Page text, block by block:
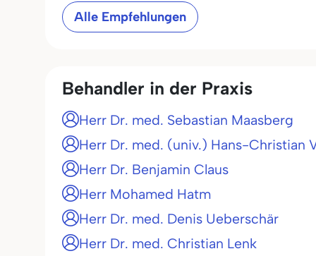
Alle Empfehlungen
Behandler in der Praxis
Herr Dr. med. Sebastian Maasberg
Herr Dr. med. (univ.) Hans-Christian
Herr Dr. Benjamin Claus
Herr Mohamed Hatm
Herr Dr. med. Denis Ueberschär
Herr Dr. med. Christian Lenk